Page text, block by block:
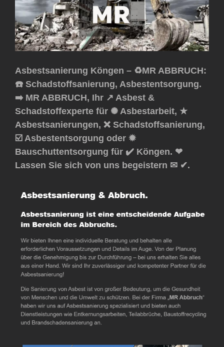
Asbestsanierung Köngen – ♻️MR ABBRUCH:
☎️ Schadstoffsanierung, Asbestentsorgung.
➡️ MR ABBRUCH, Ihr ↗️ Asbest &
Schadstoffexperte für ✺ Asbestarbeit, ★
Asbestsanierungen, ❌ Schadstoffsanierung,
☑️ Asbestentsorgung oder ✹
Bauschuttentsorgung für ✔️ Köngen. ❤
Lassen Sie sich von uns begeistern ✉ ✔.